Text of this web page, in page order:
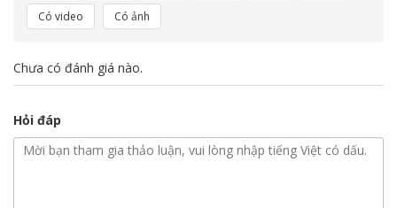
Có video
Có ảnh
Chưa có đánh giá nào.
Hỏi đáp